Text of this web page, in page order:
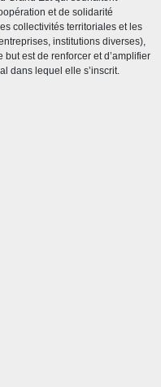
et de solidarité
collectivités territoriales et les
institutions diverses),
est de renforcer et d’amplifier
dans lequel elle s’inscrit.